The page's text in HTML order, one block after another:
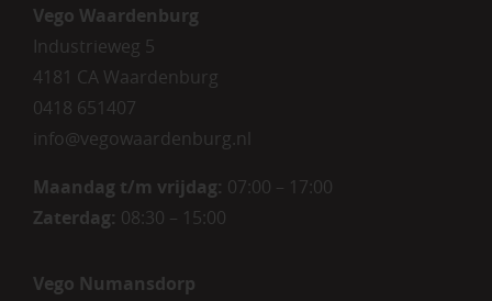
Vego Waardenburg
Industrieweg 5
4181 CA Waardenburg
0418 651407
info@vegowaardenburg.nl
Maandag t/m vrijdag: 07:00 – 17:00
Zaterdag: 08:30 – 15:00
Vego Numansdorp